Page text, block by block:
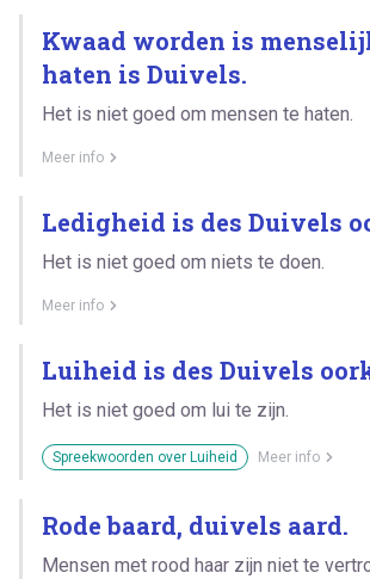
Kwaad worden is
haten is Duivels.
Het is niet goed om mensen te haten.
Meer info
Ledigheid is des Duivels
Het is niet goed om niets te doen.
Meer info
Luiheid is des Duivels
Het is niet goed om lui te zijn.
Spreekwoorden over Luiheid Meer info
Rode baard, duivels aard.
Mensen met rood haar zijn niet te